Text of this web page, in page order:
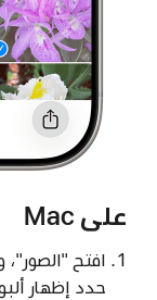
على Mac
افتح
حدد إظهار